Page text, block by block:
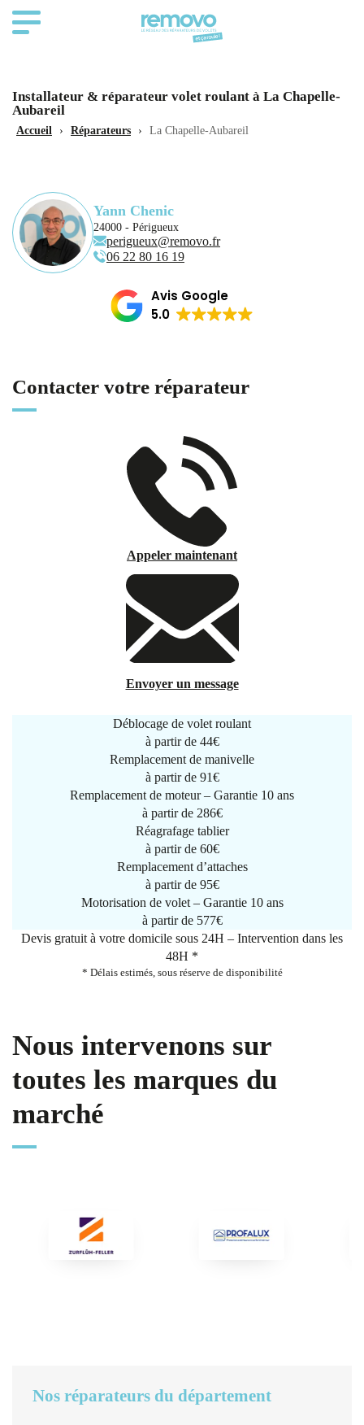
Installateur & réparateur volet roulant à La Chapelle-
Aubareil
Accueil › Réparateurs › La Chapelle-Aubareil
Yann Chenic
24000 - Périgueux
perigueux@removo.fr
06 22 80 16 19
Avis Google
5.0
Contacter votre réparateur
Appeler maintenant
Envoyer un message
Déblocage de volet roulant
à partir de 44€
Remplacement de manivelle
à partir de 91€
Remplacement de moteur – Garantie 10 ans
à partir de 286€
Réagrafage tablier
à partir de 60€
Remplacement d’attaches
à partir de 95€
Motorisation de volet – Garantie 10 ans
à partir de 577€
Devis gratuit à votre domicile sous 24H – Intervention dans les
48H *
* Délais estimés, sous réserve de disponibilité
Nous intervenons sur
toutes les marques du
marché
Nos réparateurs du département